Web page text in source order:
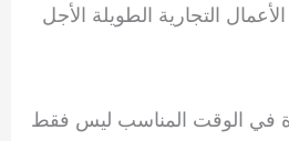
التجارية الطويلة الأجل
في الوقت المناسب ليس فقط